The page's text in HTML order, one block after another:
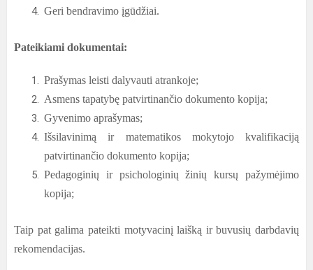
Geri bendravimo įgūdžiai.
Pateikiami dokumentai:
Prašymas leisti dalyvauti atrankoje;
Asmens tapatybę patvirtinančio dokumento kopija;
Gyvenimo aprašymas;
Išsilavinimą ir matematikos mokytojo kvalifikaciją
patvirtinančio dokumento kopija;
Pedagoginių ir psichologinių žinių kursų pažymėjimo
kopija;
Taip pat galima pateikti motyvacinį laišką ir buvusių darbdavių
rekomendacijas.